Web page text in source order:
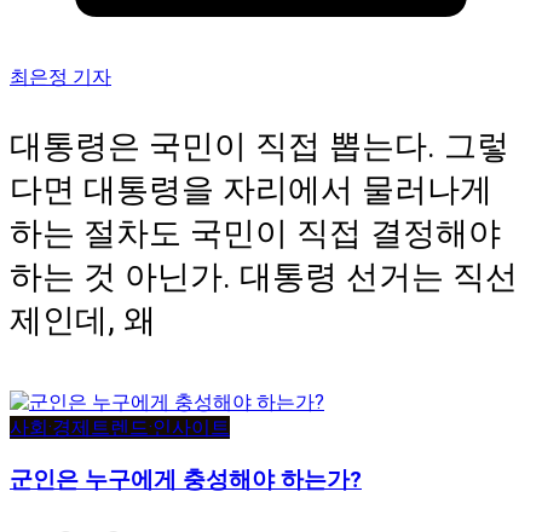
최은정 기자
대통령은 국민이 직접 뽑는다. 그렇
다면 대통령을 자리에서 물러나게
하는 절차도 국민이 직접 결정해야
하는 것 아닌가. 대통령 선거는 직선
제인데, 왜
사회·경제 트렌드·인사이트
군인은 누구에게 충성해야 하는가?